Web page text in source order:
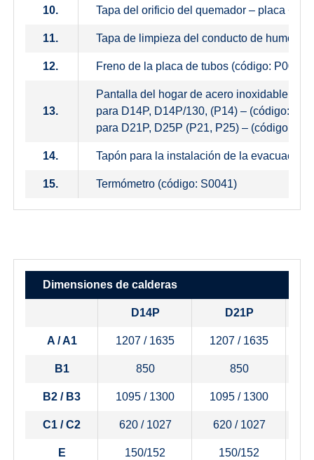
10. Tapa del orificio del quemador – placa +
11. Tapa de limpieza del conducto de humos
12. Freno de la placa de tubos (código: P0098)
13.
Pantalla del hogar de acero inoxidable
para D14P, D14P/130, (P14) – (código:
para D21P, D25P (P21, P25) – (código:
14. Tapón para la instalación de la evacuación
15. Termómetro (código: S0041)
Dimensiones de calderas
D14P D21P
A / A1 1207 / 1635 1207 / 1635
B1 850 850
B2 / B3 1095 / 1300 1095 / 1300
C1 / C2 620 / 1027 620 / 1027
E 150/152 150/152